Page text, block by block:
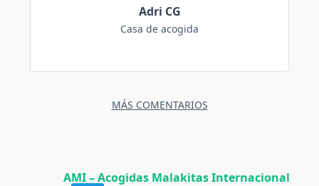
Adri CG
Casa de acogida
MÁS COMENTARIOS
AMI – Acogidas Malakitas Internacional